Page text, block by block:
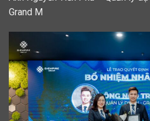
Grand M